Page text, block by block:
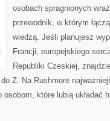
osobach spragnionych
przewodnik, w którym
wiedzą. Jeśli planujesz
Francji, europejskiego
Republiki Czeskiej,
Z. Na Rushmore
które lubią układać